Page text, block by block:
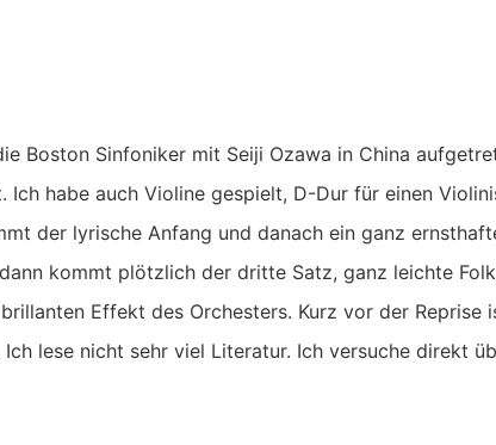
Boston Sinfoniker mit Seiji Ozawa in China
habe auch Violine gespielt, D-Dur für einen
der lyrische Anfang und danach ein ganz
kommt plötzlich der dritte Satz, ganz leichte
Effekt des Orchesters. Kurz vor der
lese nicht sehr viel Literatur. Ich versuche direkt